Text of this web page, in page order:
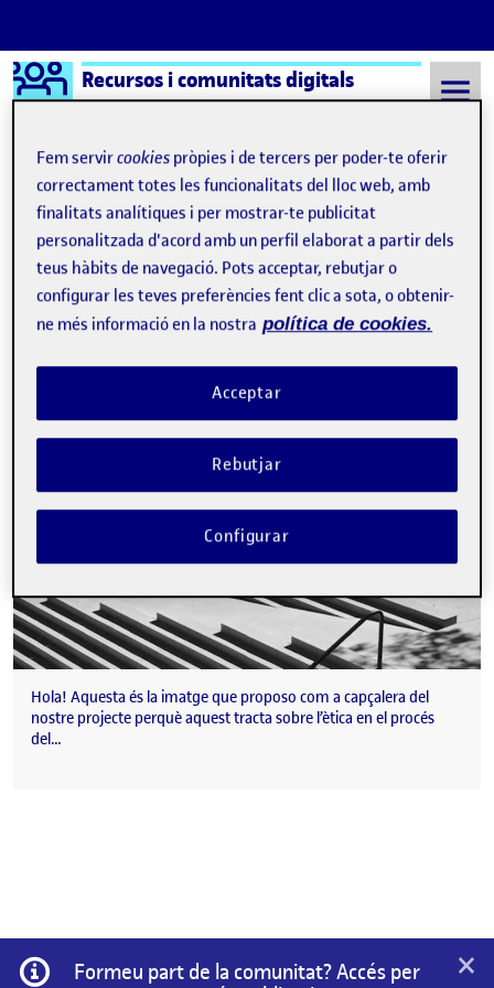
Saltar al contingut
Logo Ágora
Recursos i comunitats digitals
Semestre 20221 - Aula 1 23 Novembre, 2022
23 Novembre, 2022
Publicat per
Júlia
Data de publicació13 desembre, 2022 10:52 am
-comentariel ActiUOC 2. Ens organitzem i
Hola! Aquesta és la imatge que proposo com a capçalera del
nostre projecte perquè aquest tracta sobre l’ètica en el procés
del…
Informació
Formeu part de la comunitat? Accés per
×
Fem servircookies pròpies i de tercers per poder-te oferir
correctament totes les funcionalitats del lloc web, amb
finalitats analítiques i per mostrar-te publicitat
personalitzada d'acord amb un perfil elaborat a partir dels
teus hàbits de navegació. Pots acceptar, rebutjar o
configurar les teves preferències fent clic a sota, o obtenir-
ne més informació en la nostra política de cookies.
Rebutjar
Acceptar
Configurar